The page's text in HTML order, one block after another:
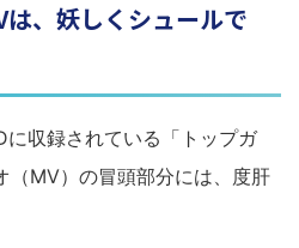
は、妖しくシュールで
収録されている「トップガ
（MV）の冒頭部分には、度肝